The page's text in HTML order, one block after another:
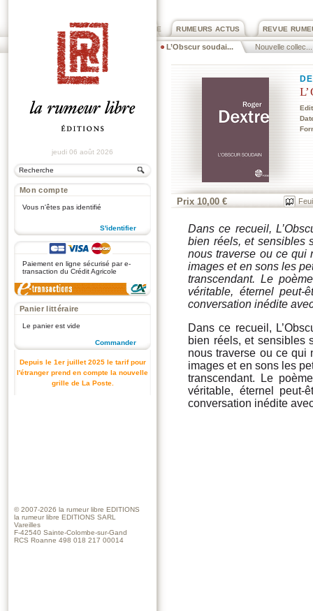
REVUE
RUMEURS ACTUS
PRIX ROGER DEXTRE
L’Obscur soudai... Nouvelle collec...
jeudi 06 août 2026
Mon compte
Vous n'êtes pas identifié
S'identifier
Paiement en ligne sécurisé par e-
transaction du Crédit Agricole
Panier littéraire
Le panier est vide
Commander
Depuis le 1er juillet 2025 le tarif pour
l'étranger prend en compte la nouvelle
grille de La Poste.
Prix 10,00 €
Dans ce recueil,
bien réels, et sensibles
nous traverse ou ce qui
images et en sons les
transcendant. Le
véritable, éternel peut-
conversation inédite
Dans ce recueil,
bien réels, et sensibles
nous traverse ou ce qui
images et en sons les
transcendant. Le
véritable, éternel peut-
conversation inédite
© 2007-2026 la rumeur libre EDITIONS
la rumeur libre EDITIONS SARL
Vareilles
F-42540 Sainte-Colombe-sur-Gand
RCS Roanne 498 018 217 00014